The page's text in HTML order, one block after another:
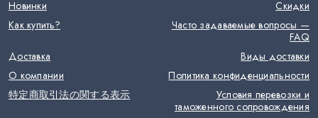
Новинки
Скидки
Как купить?
Часто задаваемые вопросы —
FAQ
Доставка
Виды доставки
О компании
Политика конфиденциальности
特定商取引法の関する表示
Условия перевозки и
таможенного сопровождения